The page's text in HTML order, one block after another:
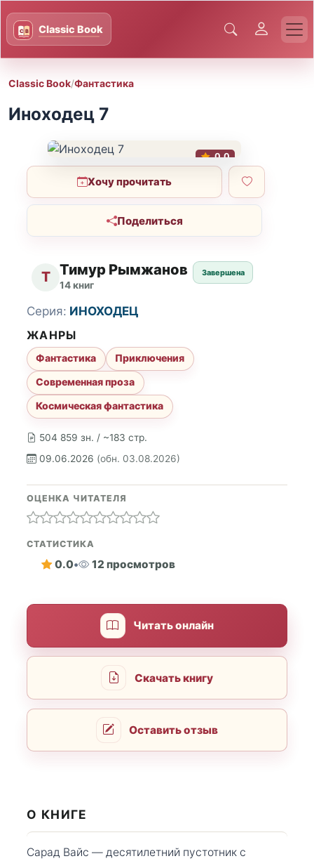
Classic Book/Фантастика
Иноходец 7
0.0
Хочу прочитать
Поделиться
Т Тимур Рымжанов
14 книг
Завершена
504 859 зн. / ~183 стр.
09.06.2026 (обн. 03.08.2026)
Серия: ИНОХОДЕЦ
ЖАНРЫ
Фантастика
Приключения
Современная проза
Космическая фантастика
ОЦЕНКА ЧИТАТЕЛЯ
СТАТИСТИКА
0.0• 12 просмотров
Читать онлайн
Скачать книгу
Оставить отзыв
О КНИГЕ
Сарад Вайс — десятилетний пустотник с